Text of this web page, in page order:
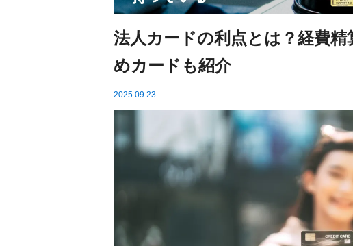
法人カードの利点とは？経費
めカードも紹介
2025.09.23